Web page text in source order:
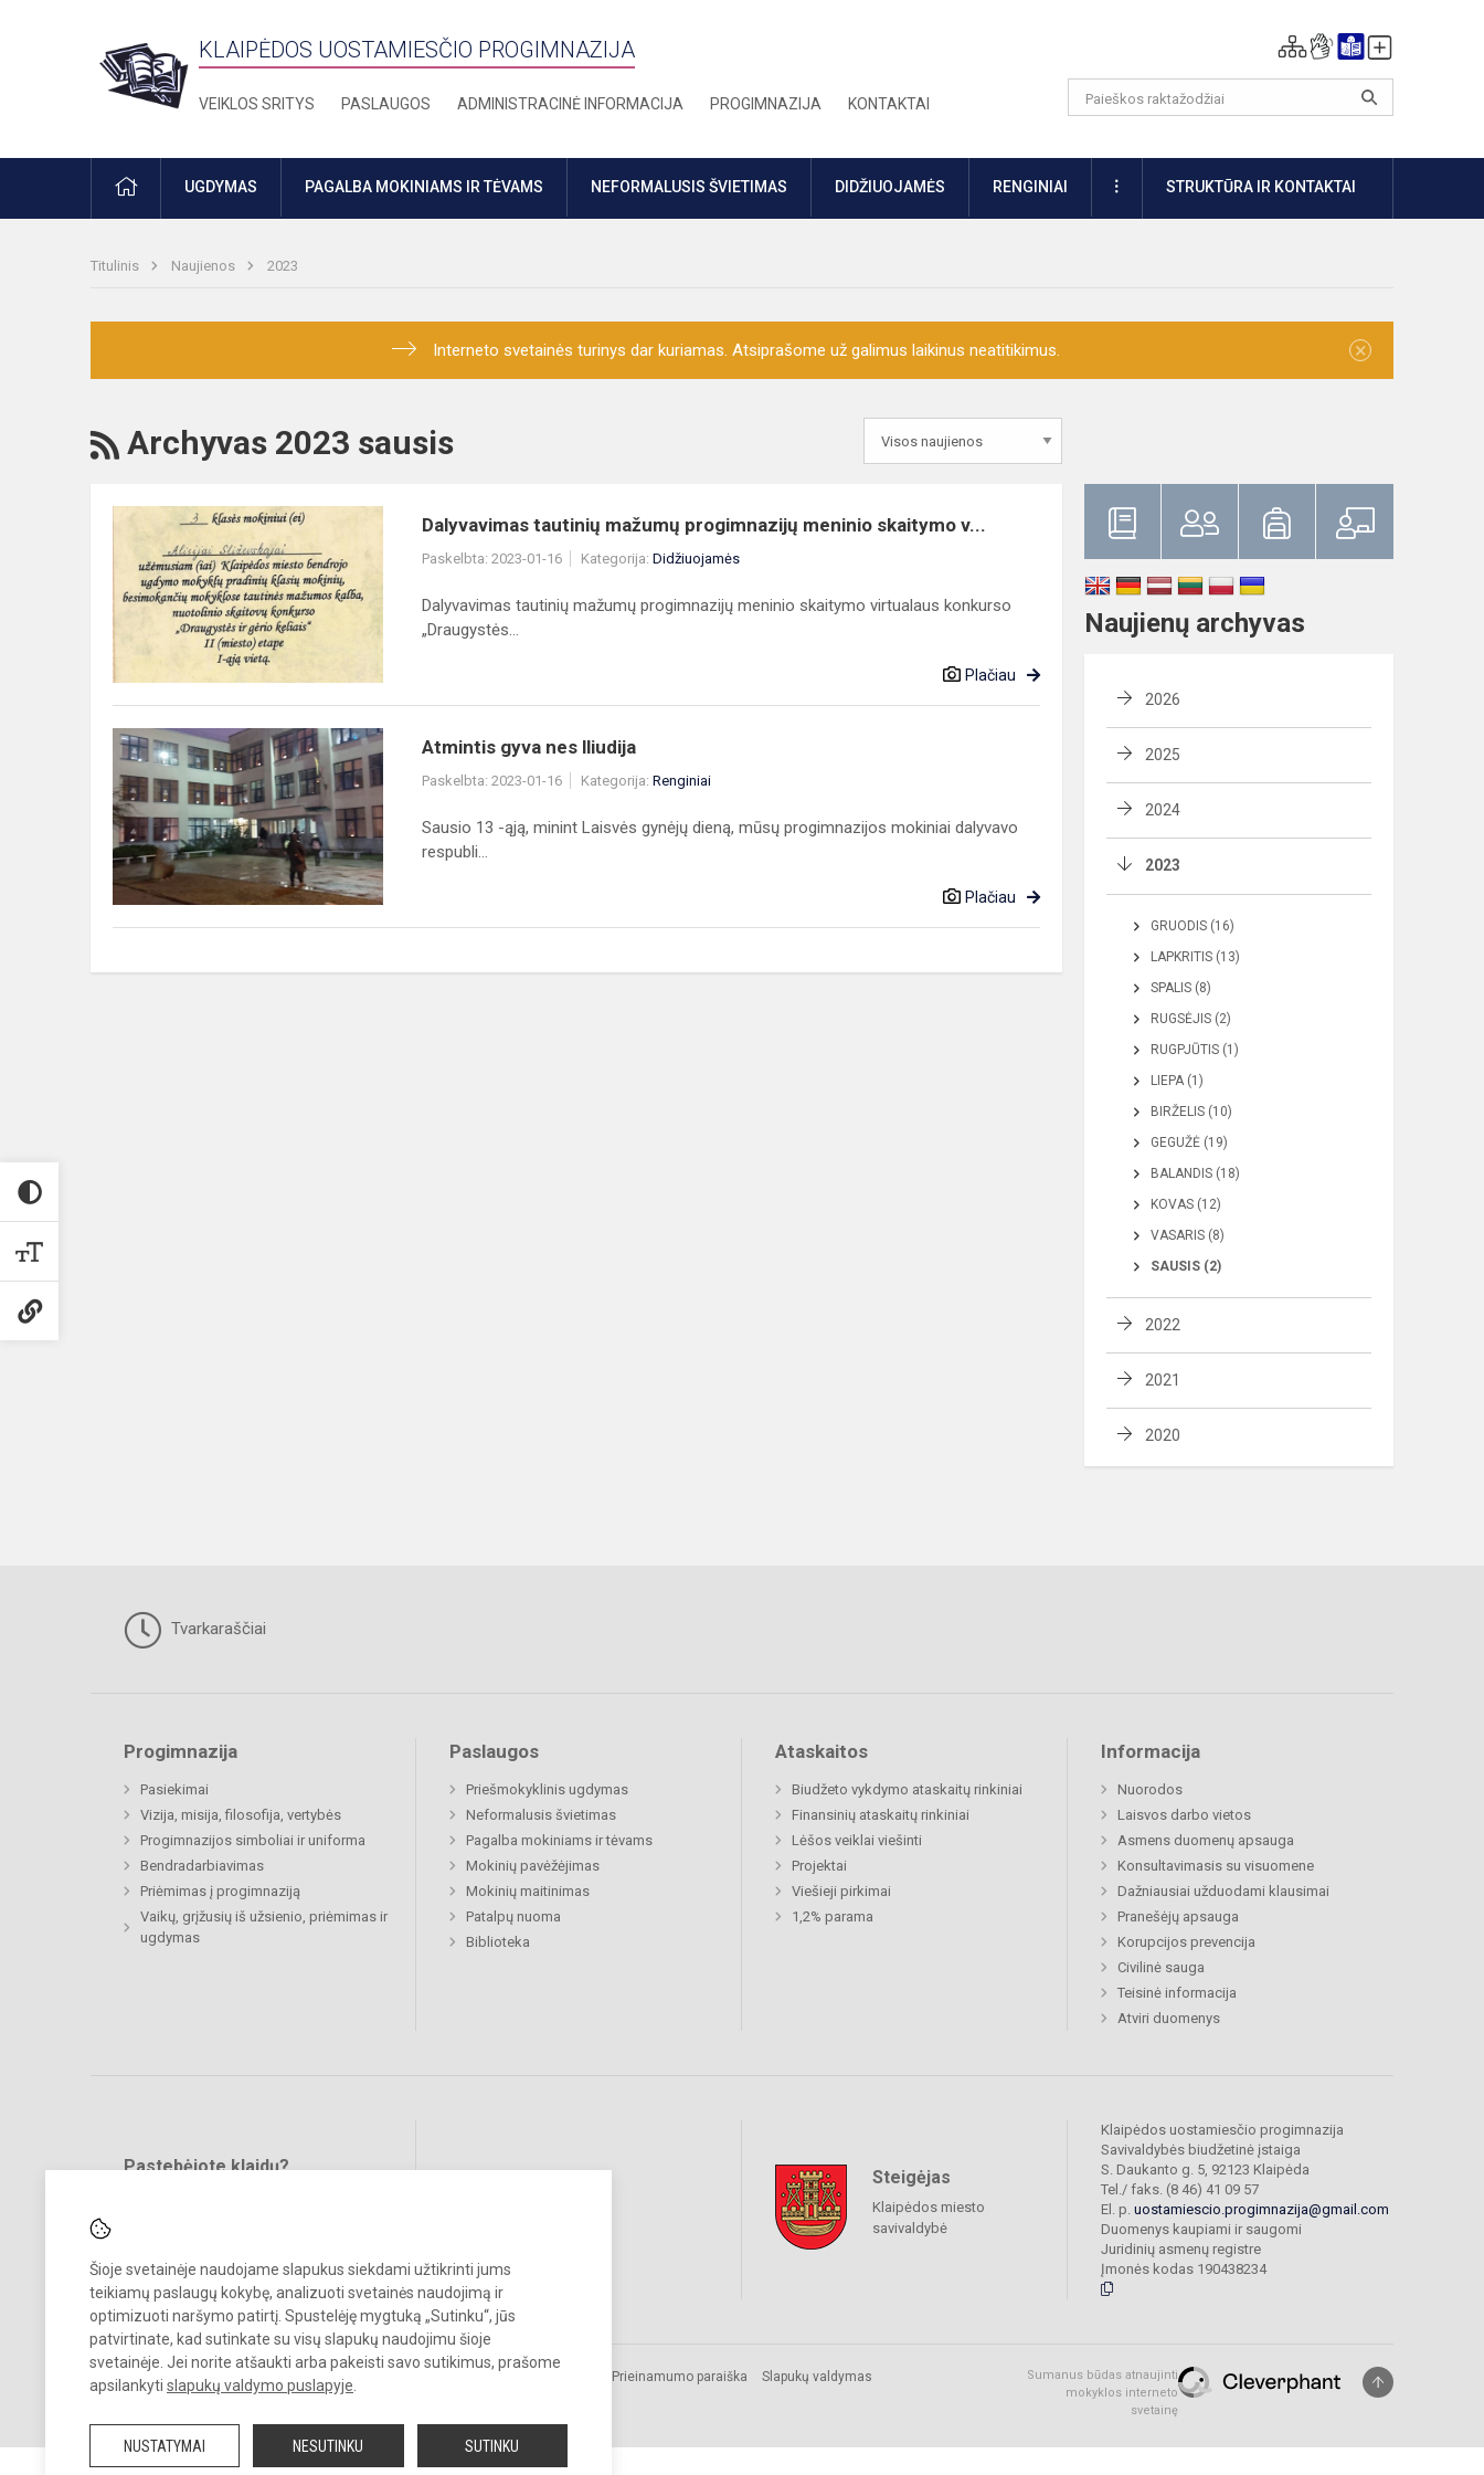
Šioje svetainėje naudojame slapukus siekdami užtikrinti jums
teikiamų paslaugų kokybę, analizuoti svetainės naudojimą ir
optimizuoti naršymo patirtį. Spustelėję mygtuką „Sutinku“, jūs
patvirtinate, kad sutinkate su visų slapukų naudojimu šioje
svetainėje. Jei norite atšaukti arba pakeisti savo sutikimus, prašome
apsilankyti slapukų valdymo puslapyje
NUSTATYMAI NESUTINKU SUTINKU
KLAIPĖDOS UOSTAMIESČIO PROGIMNAZIJA
VEIKLOS SRITYS PASLAUGOS ADMINISTRACINĖ INFORMACIJA PROGIMNAZIJA KONTAKTAI
PRADŽIAUGDYMAS PAGALBA MOKINIAMS IR TĖVAMS NEFORMALUSIS ŠVIETIMAS DIDŽIUOJAMĖS RENGINIAI DAUGIAUSTRUKTŪRA IR KONTAKTAI
Titulinis Naujienos 2023
Interneto svetainės turinys dar kuriamas. Atsiprašome už galimus laikinus neatitikimus. ×
RSS
Archyvas 2023 sausis
Dalyvavimas
mažumų
progimnazijų
meninio
Dalyvavimas tautinių mažumų progimnazijų meninio skaitymo v...
Paskelbta: 2023-01-16 Kategorija: Didžiuojamės
Dalyvavimas tautinių mažumų progimnazijų meninio skaitymo virtualaus konkurso
„Draugystės...
Plačiau
Atmintis
gyva
nes
lliudija
Atmintis gyva nes lliudija
Paskelbta: 2023-01-16 Kategorija: Renginiai
Sausio 13 -ąją, minint Laisvės gynėjų dieną, mūsų progimnazijos mokiniai dalyvavo
respubli...
Plačiau
Naujienų archyvas
2026
2025
2024
2023
GRUODIS (16)
LAPKRITIS (13)
SPALIS (8)
RUGSĖJIS (2)
RUGPJŪTIS (1)
LIEPA (1)
BIRŽELIS (10)
GEGUŽĖ (19)
BALANDIS (18)
KOVAS (12)
VASARIS (8)
SAUSIS (2)
2022
2021
2020
Tvarkaraščiai
Progimnazija
Pasiekimai
Vizija, misija, filosofija, vertybės
Progimnazijos simboliai ir uniforma
Bendradarbiavimas
Priėmimas į progimnaziją
Vaikų, grįžusių iš užsienio, priėmimas ir
ugdymas
Paslaugos
Priešmokyklinis ugdymas
Neformalusis švietimas
Pagalba mokiniams ir tėvams
Mokinių pavėžėjimas
Mokinių maitinimas
Patalpų nuoma
Biblioteka
Ataskaitos
Biudžeto vykdymo ataskaitų rinkiniai
Finansinių ataskaitų rinkiniai
Lėšos veiklai viešinti
Projektai
Viešieji pirkimai
1,2% parama
Informacija
Nuorodos
Laisvos darbo vietos
Asmens duomenų apsauga
Konsultavimasis su visuomene
Dažniausiai užduodami klausimai
Pranešėjų apsauga
Korupcijos prevencija
Civilinė sauga
Teisinė informacija
Atviri duomenys
Pastebėjote klaidų?
Steigėjas
Klaipėdos miesto
savivaldybė
Klaipėdos uostamiesčio progimnazija
Savivaldybės biudžetinė įstaiga
S. Daukanto g. 5, 92123 Klaipėda
Tel./ faks. (8 46) 41 09 57
El. p. uostamiescio.progimnazija@gmail.com
Duomenys kaupiami ir saugomi
Juridinių asmenų registre
Įmonės kodas 190438234
© 2023. Klaipėdos uostamiesčio progimnazija. Visos teisės saugomos.
Kopijuoti turinį be raštiško gimnazijos sutikimo griežtai draudžiama.
Prieinamumo paraiška Slapukų valdymas
Sumanus būdas atnaujinti
mokyklos interneto
svetainę